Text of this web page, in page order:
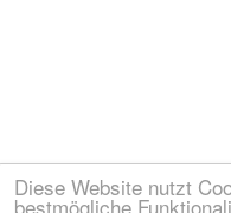
Diese Website nutzt
bestmögliche